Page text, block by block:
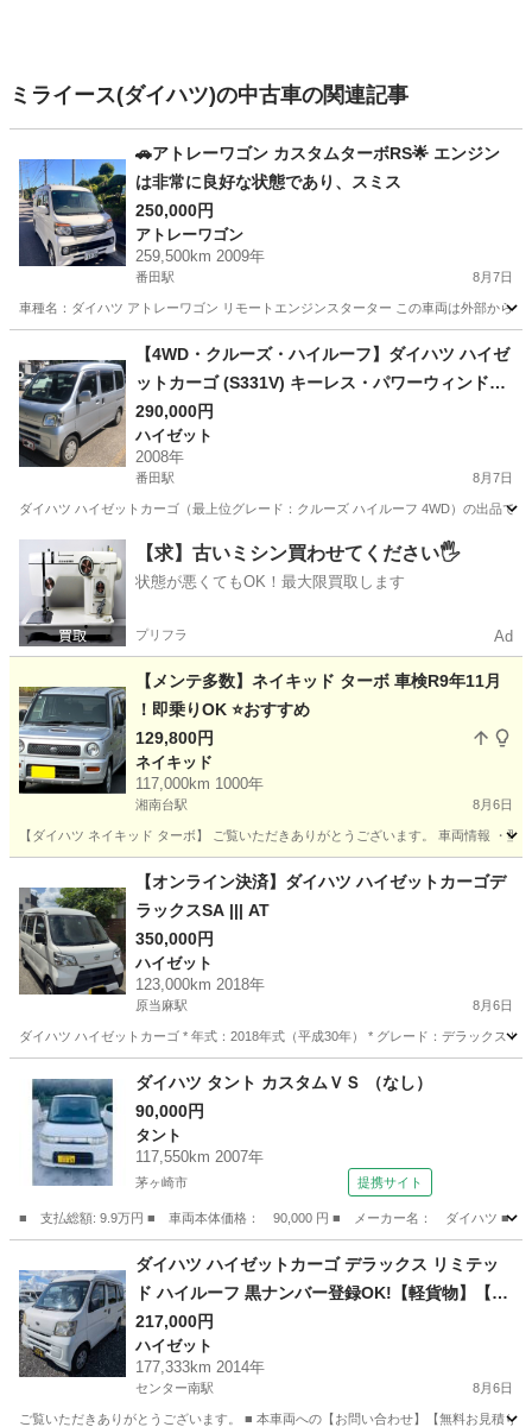
ミライース(ダイハツ)の中古車の関連記事
🚗アトレーワゴン カスタムターボRS🌟 エンジン
は非常に良好な状態であり、スミス
250,000円
アトレーワゴン
259,500km 2009年
番田駅 8月7日
車種名：ダイハツ アトレーワゴン リモートエンジンスターター この車両は外部から
アトレーワゴン
【4WD・クルーズ・ハイルーフ】ダイハツ ハイゼ
ットカーゴ (S331V) キーレス・パワーウィンド
ウ・冷房良好
290,000円
ハイゼット
2008年
番田駅 8月7日
ダイハツ ハイゼットカーゴ（最上位グレード：クルーズ ハイルーフ 4WD）の出品で
神奈川 愛甲郡 番田駅 ハイゼット
【求】古いミシン買わせてください🖐️
状態が悪くてもOK！最大限買取します
プリフラ Ad
【メンテ多数】ネイキッド ターボ 車検R9年11月
！即乗りOK ⭐おすすめ
129,800円
ネイキッド
117,000km 1000年
湘南台駅 8月6日
【ダイハツ ネイキッド ターボ】 ご覧いただきありがとうございます。 車両情報 ・
湘南台駅 ネイキッド
【オンライン決済】ダイハツ ハイゼットカーゴデ
ラックスSA ||| AT
350,000円
ハイゼット
123,000km 2018年
原当麻駅 8月6日
ダイハツ ハイゼットカーゴ * 年式：2018年式（平成30年） * グレード：デラックス
相模原市 原当麻駅 ハイゼット
ダイハツ タント カスタムＶＳ （なし）
90,000円
タント
117,550km 2007年
茅ヶ崎市 提携サイト
■ 支払総額: 9.9万円 ■ 車両本体価格： 90,000 円 ■ メーカー名： ダイハツ ■
茅ヶ崎市ダイハツ ハイゼットカーゴ デラックス リミテッ
ド ハイルーフ 黒ナンバー登録OK!【軽貨物】【配
送】 ホワイト 走行177,333km 在庫日数 2日 広告
業販 輸出 見積 車検 リ券 鑑定 クーポン
217,000円
ハイゼット
177,333km 2014年
センター南駅 8月6日
ご覧いただきありがとうございます。 ■ 本車両への【お問い合わせ】【無料お見積